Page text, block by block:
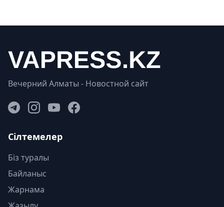
Вечерний Алматы - Новостной сайт
Сілтемелер
Біз туралы
Байланыс
Жарнама